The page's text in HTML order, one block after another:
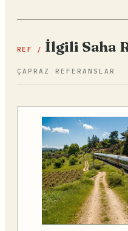
REF / İlgili Saha
ÇAPRAZ REFERANSLAR